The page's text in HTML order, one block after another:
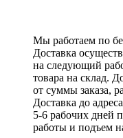
Мы работаем по
Доставка
на следующий
товара на склад.
от суммы заказа,
Доставка до
5-6 рабочих дней
работы и подъем